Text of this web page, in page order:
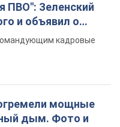
ПВО": Зеленский
и объявил о
кадровые
мощные
дым. Фото и